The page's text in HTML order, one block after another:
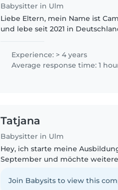
Babysitter in Ulm
Liebe Eltern, mein Name ist
und lebe seit 2021 in
Kindern zu..
Experience: > 4 years
Average response time: 1
Tatjana
Babysitter in Ulm
Hey, ich starte meine
September und möchte
bei Hausaufgaben helfen..
Join Babysits to view this